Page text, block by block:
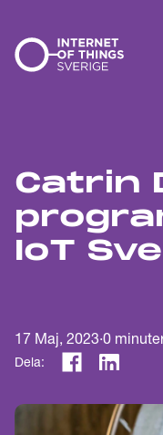
Gå till innehåll
Catrin
IoT
17 Maj, 2023·0
Dela: